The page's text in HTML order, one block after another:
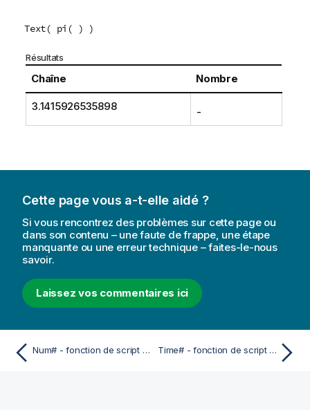
Text( pi( ) )
Résultats
Chaîne Nombre
3.1415926535898 -
Cette page vous a-t-elle aidé ?
Si vous rencontrez des problèmes sur cette page ou
dans son contenu – une faute de frappe, une étape
manquante ou une erreur technique – faites-le-nous
savoir.
Laissez vos commentaires ici
Num# - fonction de script et fonction de graphique Time# - fonction de script et fonction de graphique